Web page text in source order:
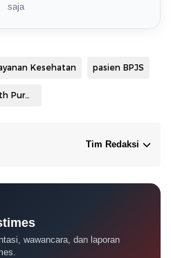
saja
Kesehatan pasien BPJS
RS St Elisabeth Purwokerto
Tim Redaksi
wawancara, dan laporan